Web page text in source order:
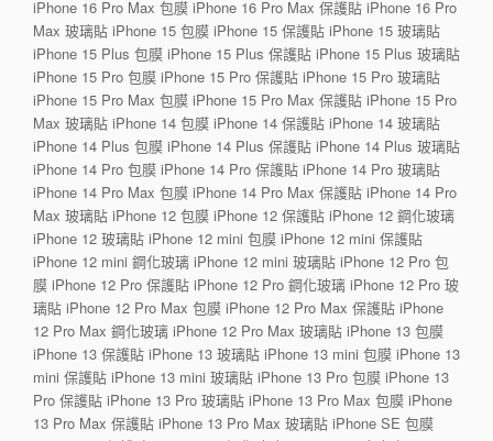
iPhone 16 Pro Max 包膜 iPhone 16 Pro Max 保護貼 iPhone 16 Pro
Max 玻璃貼 iPhone 15 包膜 iPhone 15 保護貼 iPhone 15 玻璃貼
iPhone 15 Plus 包膜 iPhone 15 Plus 保護貼 iPhone 15 Plus 玻璃貼
iPhone 15 Pro 包膜 iPhone 15 Pro 保護貼 iPhone 15 Pro 玻璃貼
iPhone 15 Pro Max 包膜 iPhone 15 Pro Max 保護貼 iPhone 15 Pro
Max 玻璃貼 iPhone 14 包膜 iPhone 14 保護貼 iPhone 14 玻璃貼
iPhone 14 Plus 包膜 iPhone 14 Plus 保護貼 iPhone 14 Plus 玻璃貼
iPhone 14 Pro 包膜 iPhone 14 Pro 保護貼 iPhone 14 Pro 玻璃貼
iPhone 14 Pro Max 包膜 iPhone 14 Pro Max 保護貼 iPhone 14 Pro
Max 玻璃貼 iPhone 12 包膜 iPhone 12 保護貼 iPhone 12 鋼化玻璃
iPhone 12 玻璃貼 iPhone 12 mini 包膜 iPhone 12 mini 保護貼
iPhone 12 mini 鋼化玻璃 iPhone 12 mini 玻璃貼 iPhone 12 Pro 包
膜 iPhone 12 Pro 保護貼 iPhone 12 Pro 鋼化玻璃 iPhone 12 Pro 玻
璃貼 iPhone 12 Pro Max 包膜 iPhone 12 Pro Max 保護貼 iPhone
12 Pro Max 鋼化玻璃 iPhone 12 Pro Max 玻璃貼 iPhone 13 包膜
iPhone 13 保護貼 iPhone 13 玻璃貼 iPhone 13 mini 包膜 iPhone 13
mini 保護貼 iPhone 13 mini 玻璃貼 iPhone 13 Pro 包膜 iPhone 13
Pro 保護貼 iPhone 13 Pro 玻璃貼 iPhone 13 Pro Max 包膜 iPhone
13 Pro Max 保護貼 iPhone 13 Pro Max 玻璃貼 iPhone SE 包膜